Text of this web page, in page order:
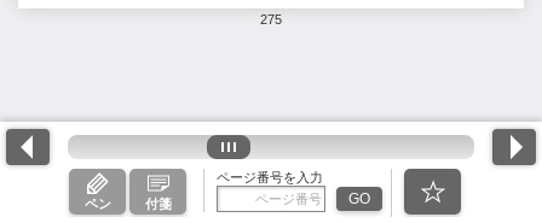
275
ペン 付箋
ページ番号を入力
GO